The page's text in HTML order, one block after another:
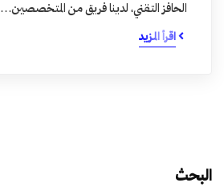
الحافز التقني، لدينا فريق من المتخصصين…
اقرأ المزيد
البحث